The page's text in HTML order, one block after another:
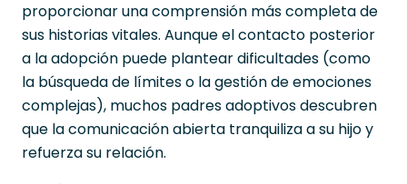
proporcionar una comprensión más completa de
sus historias vitales. Aunque el contacto posterior
a la adopción puede plantear dificultades (como
la búsqueda de límites o la gestión de emociones
complejas), muchos padres adoptivos descubren
que la comunicación abierta tranquiliza a su hijo y
refuerza su relación.